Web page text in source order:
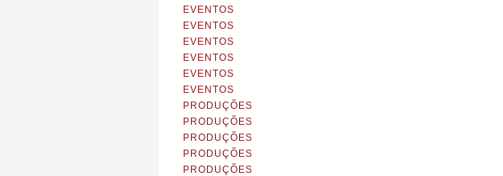
EVENTOS
EVENTOS
EVENTOS
EVENTOS
EVENTOS
EVENTOS
PRODUÇÕES
PRODUÇÕES
PRODUÇÕES
PRODUÇÕES
PRODUÇÕES